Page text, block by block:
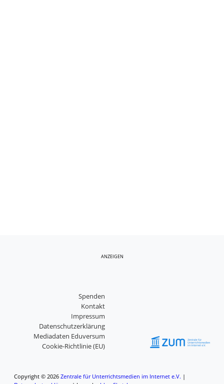
ANZEIGEN
Spenden
Kontakt
Impressum
Datenschutzerklärung
Mediadaten Eduversum
Cookie-Richtlinie (EU)
Copyright © 2026Zentrale für Unterrichtsmedien im Internet e.V. |